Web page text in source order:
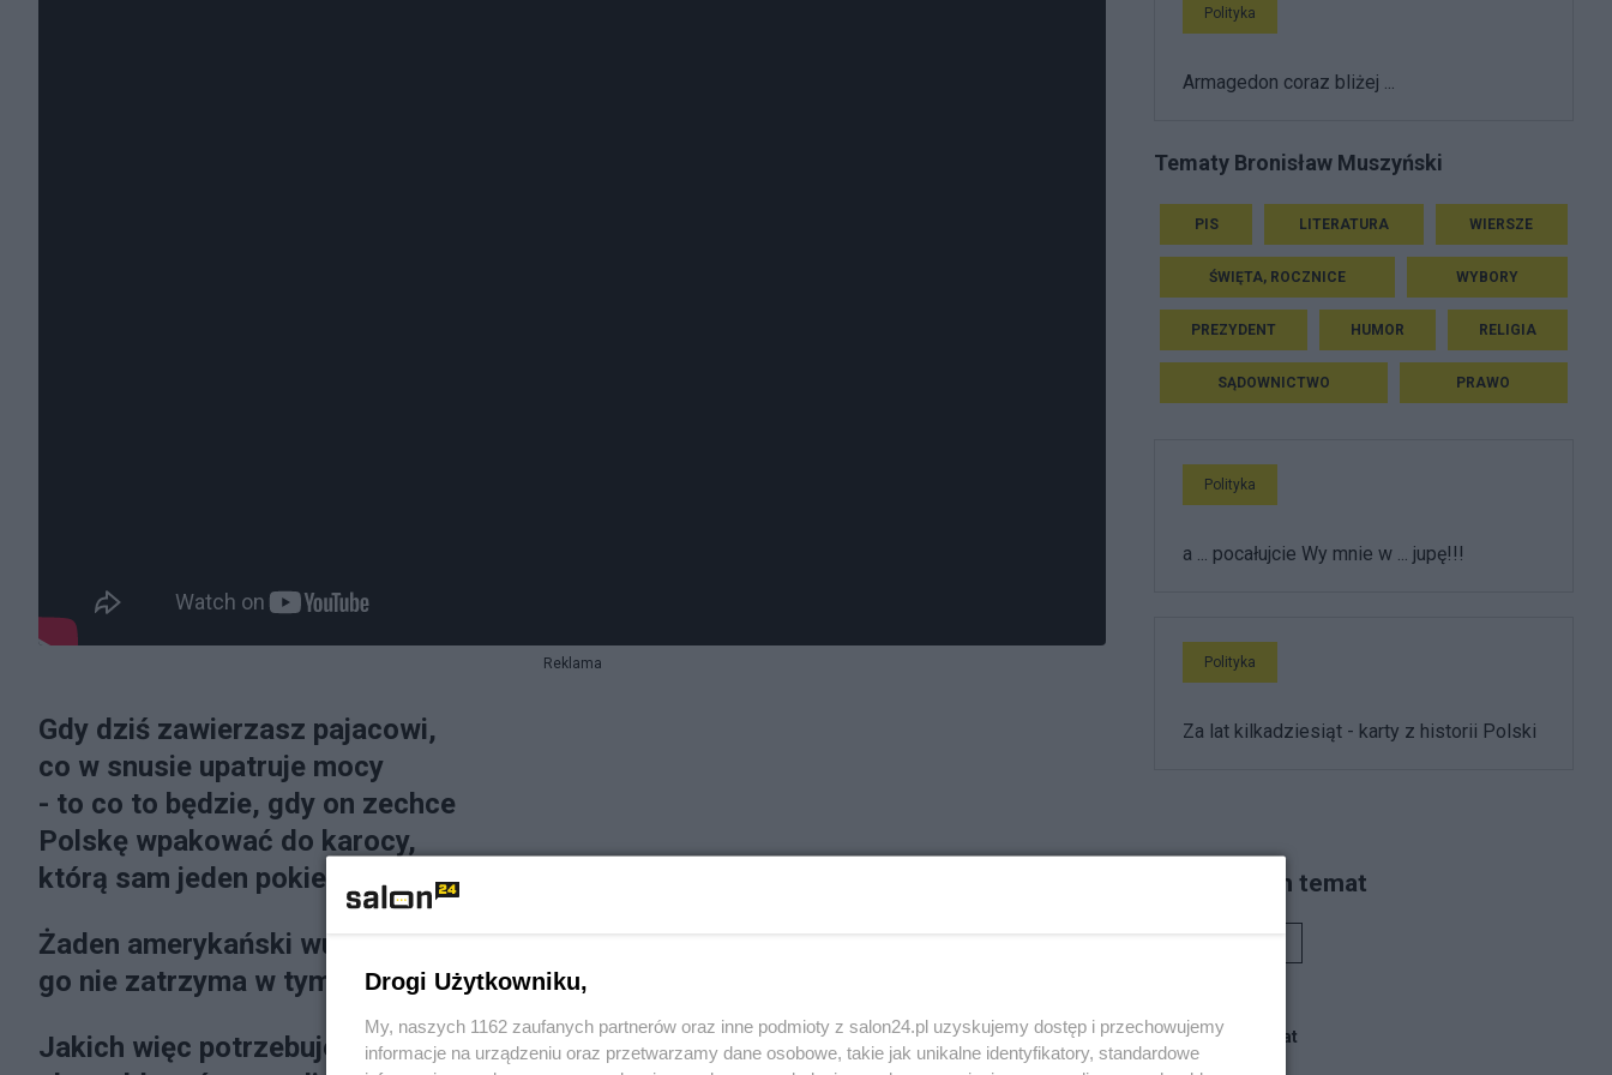
Reklama
Gdy dziś zawierzasz pajacowi,
co w snusie upatruje mocy
- to co to będzie, gdy on zechce
Polskę wpakować do karocy,
którą sam jeden pokieruje ...
Żaden amerykański wujek
go nie zatrzyma w tym zamiarze.
Jakich więc potrzebujesz zdarzeń,
Polityka
Armagedon coraz bliżej ...
Tematy Bronisław Muszyński
PIS LITERATURA WIERSZE
ŚWIĘTA, ROCZNICE WYBORY
PREZYDENT HUMOR RELIGIA
SĄDOWNICTWO PRAWO
Polityka
a ... pocałujcie Wy mnie w ... jupę!!!
Polityka
Za lat kilkadziesiąt - karty z historii Polski
Piszą na ten temat
Blogi na ten temat
Drogi Użytkowniku,
My, naszych 1162 zaufanych partnerów oraz inne podmioty z salon24.pl uzyskujemy dostęp i przechowujemy
informacje na urządzeniu oraz przetwarzamy dane osobowe, takie jak unikalne identyfikatory, standardowe